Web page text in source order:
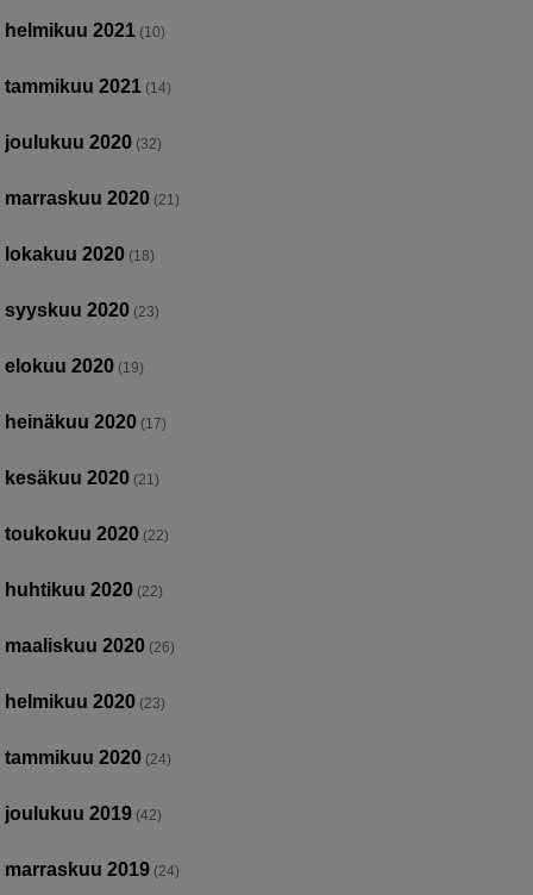
helmikuu 2021 (10)
tammikuu 2021 (14)
joulukuu 2020 (32)
marraskuu 2020 (21)
lokakuu 2020 (18)
syyskuu 2020 (23)
elokuu 2020 (19)
heinäkuu 2020 (17)
kesäkuu 2020 (21)
toukokuu 2020 (22)
huhtikuu 2020 (22)
maaliskuu 2020 (26)
helmikuu 2020 (23)
tammikuu 2020 (24)
joulukuu 2019 (42)
marraskuu 2019 (24)